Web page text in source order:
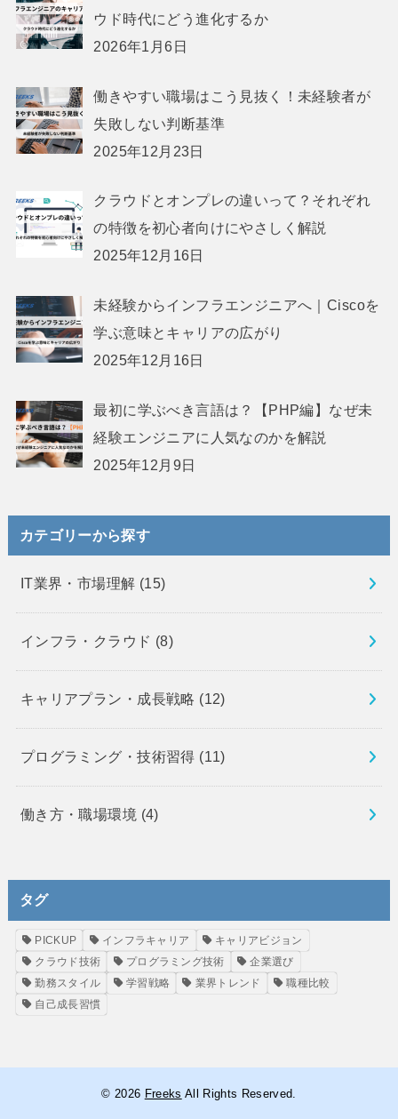
ウド時代にどう進化するか
2026年1月6日
働きやすい職場はこう見抜く！未経験者が
失敗しない判断基準
2025年12月23日
クラウドとオンプレの違いって？それぞれ
の特徴を初心者向けにやさしく解説
2025年12月16日
未経験からインフラエンジニアへ｜Ciscoを
学ぶ意味とキャリアの広がり
2025年12月16日
最初に学ぶべき言語は？【PHP編】なぜ未
経験エンジニアに人気なのかを解説
2025年12月9日
カテゴリーから探す
IT業界・市場理解 (15)
インフラ・クラウド (8)
キャリアプラン・成長戦略 (12)
プログラミング・技術習得 (11)
働き方・職場環境 (4)
タグ
PICKUP インフラキャリア
キャリアビジョン
クラウド技術
プログラミング技術
企業選び
勤務スタイル
学習戦略 業界トレンド
職種比較
自己成長習慣
© 2026 Freeks All Rights Reserved.